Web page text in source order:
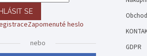
SE
Zapomenuté heslo
nebo
GDPR